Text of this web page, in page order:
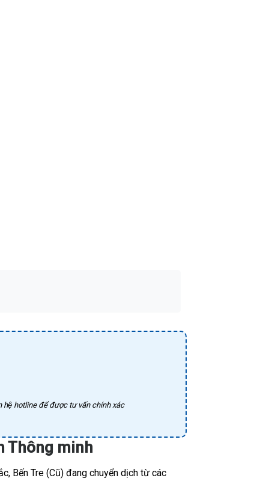
hệ hotline để được tư vấn chính xác
Thông minh
Bến Tre (Cũ) đang chuyển dịch từ các